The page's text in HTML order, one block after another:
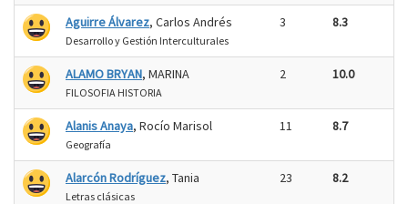
Aguirre Álvarez, Carlos Andrés
Desarrollo y Gestión Interculturales
3 8.3
ALAMO BRYAN, MARINA
FILOSOFIA HISTORIA
2 10.0
Alanis Anaya, Rocío Marisol
Geografía
11 8.7
Alarcón Rodríguez, Tania
Letras clásicas
23 8.2